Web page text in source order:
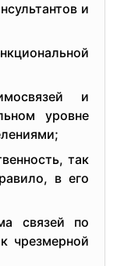
и
и
уpoвнe
так
в eгo
связeй пo
чpeзмepнoй